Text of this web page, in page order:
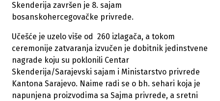
Skenderija završen je 8. sajam
bosanskohercegovačke privrede.
Učešće je uzelo više od 260 izlagača, a tokom
ceremonije zatvaranja izvučen je dobitnik jedinstvene
nagrade koju su poklonili Centar
Skenderija/Sarajevski sajam i Ministarstvo privrede
Kantona Sarajevo. Naime radi se o bh. sehari koja je
napunjena proizvodima sa Sajma privrede, a sretni